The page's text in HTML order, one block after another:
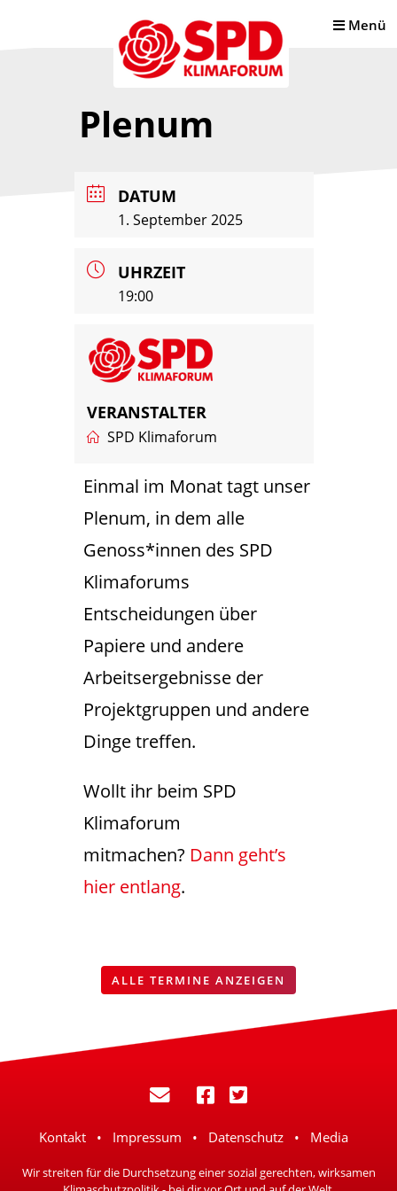
Menü
Plenum
DATUM
1. September 2025
UHRZEIT
19:00
VERANSTALTER
SPD Klimaforum
Einmal im Monat tagt unser
Plenum, in dem alle
Genoss*innen des SPD
Klimaforums
Entscheidungen über
Papiere und andere
Arbeitsergebnisse der
Projektgruppen und andere
Dinge treffen.
Wollt ihr beim SPD
Klimaforum
mitmachen? Dann geht’s
hier entlang.
ALLE TERMINE ANZEIGEN
Kontakt Impressum Datenschutz Media
Wir streiten für die Durchsetzung einer sozial gerechten, wirksamen